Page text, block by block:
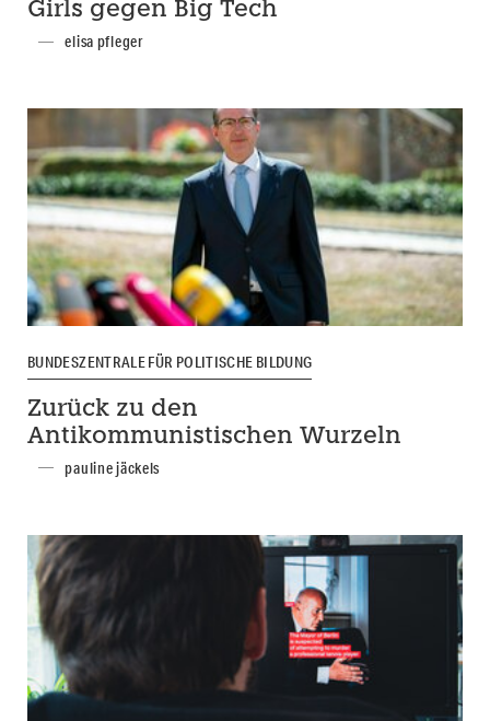
Girls gegen Big Tech
elisa pfleger
BUNDESZENTRALE FÜR POLITISCHE BILDUNG
Zurück zu den
Antikommunistischen Wurzeln
pauline jäckels